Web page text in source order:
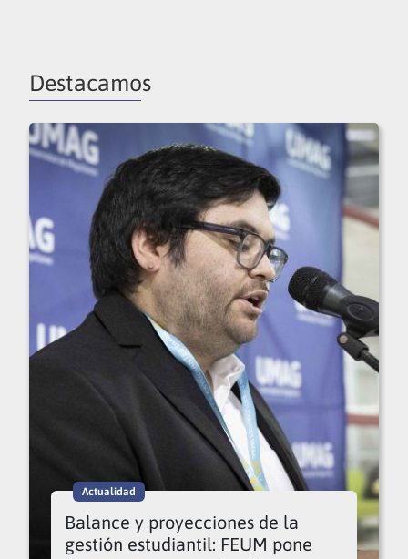
Destacamos
Actualidad
Balance y proyecciones de la
gestión estudiantil: FEUM pone